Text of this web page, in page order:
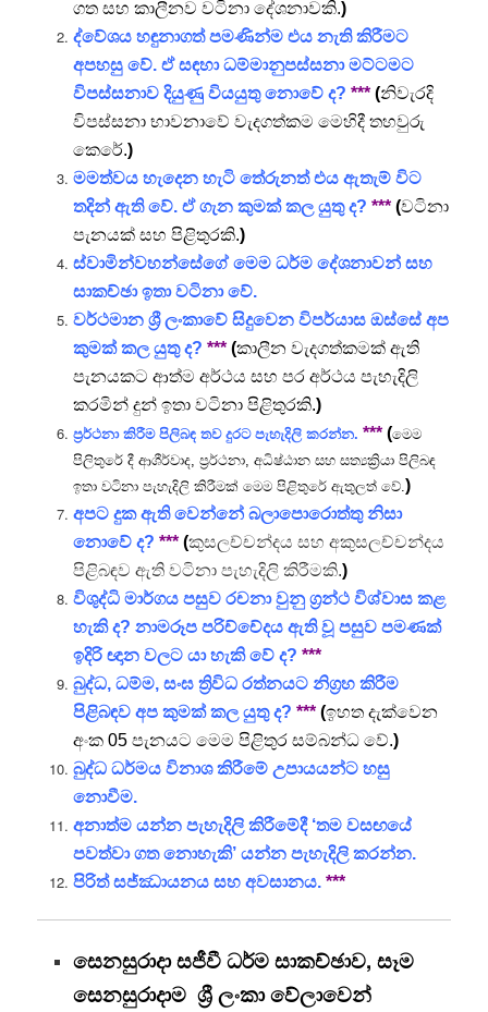
ගත සහ කාලීනව වටිනා දේශනාවකි.)
ද්වේශය හඳුනාගත් පමණින්ම එය නැති කිරීමට
අපහසු වේ. ඒ සඳහා ධම්මානුපස්සනා මට්ටමට
විපස්සනාව දියුණු වියයුතු නොවේ ද? ***(නිවැරදි
විපස්සනා භාවනාවේ වැදගත්කම මෙහිදී තහවුරු
කෙරේ.)
මමත්වය හැදෙන හැටි තේරුනත් එය ඇතැම් විට
තදින් ඇති වේ. ඒ ගැන කුමක් කල යුතු ද? *** (වටිනා
පැනයක් සහ පිළිතුරකි.)
ස්වාමින්වහන්සේගේ මෙම ධර්ම දේශනාවන් සහ
සාකච්ඡා ඉතා වටිනා වේ.
වර්ථමාන ශ්‍රී ලංකාවේ සිදුවෙන විපර්යාස ඔස්සේ අප
කුමක් කල යුතු ද? ***(කාලීන වැදගත්කමක් ඇති
පැනයකට ආත්ම අර්ථය සහ පර අර්ථය පැහැදිලි
කරමින් දුන් ඉතා වටිනා පිළිතුරකි.)
ප්‍රර්ථනා කිරීම පිලිබඳ තව දුරට පැහැදිලි කරන්න. ***(මෙම
පිලිතුරේ දී ආශීර්වාද, ප්‍රර්ථනා, අධිෂ්ඨාන සහ සත්‍යක්‍රියා පිලිබඳ
ඉතා වටිනා පැහැදිලි කිරීමක් මෙම පිළිතුරේ ඇතුලත් වේ.)
අපට දුක ඇති වෙන්නේ බලාපොරොත්තු නිසා
නොවේ ද? ***(කුසලච්චන්දය සහ අකුසලච්චන්දය
පිළිබඳව ඇති වටිනා පැහැදිලි කිරීමකි.)
විශුද්ධි මාර්ගය පසුව රචනා වුනු ග්‍රන්ථ විශ්වාස කළ
හැකි ද? නාමරූප පරිච්චේදය ඇති වූ පසුව පමණක්
ඉදිරි ඥාන වලට යා හැකි වේ ද? ***
බුද්ධ, ධම්ම, සංඝ ත්‍රිවිධ රත්නයට නිග්‍රහ කිරීම
පිළිබඳව අප කුමක් කල යුතු ද? *** (ඉහත දැක්වෙන
අංක 05 පැනයට මෙම පිළිතුර සම්බන්ධ වේ.)
බුද්ධ ධර්මය විනාශ කිරීමේ උපායයන්ට හසු
නොවීම.
අනාත්ම යන්න පැහැදිලි කිරීමේදී ‘තම වසඟයේ
පවත්වා ගත නොහැකි’ යන්න පැහැදිලි කරන්න.
පිරිත් සජ්ඣායනය සහ අවසානය. ***
සෙනසුරාදා සජීවී ධර්ම සාකච්ඡාව, සෑම
සෙනසුරාදාම ශ්‍රී ලංකා වේලාවෙන්